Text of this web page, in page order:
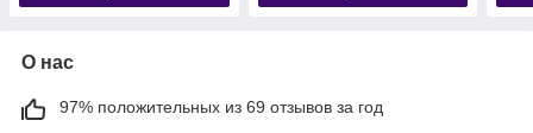
О нас
97% положительных из 69 отзывов за год